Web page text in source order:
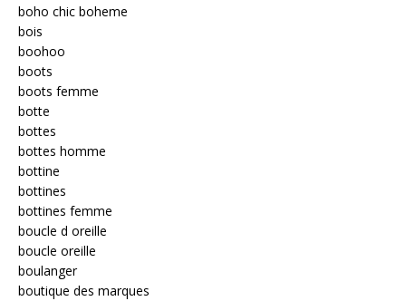
boho chic boheme
bois
boohoo
boots
boots femme
botte
bottes
bottes homme
bottine
bottines
bottines femme
boucle d oreille
boucle oreille
boulanger
boutique des marques